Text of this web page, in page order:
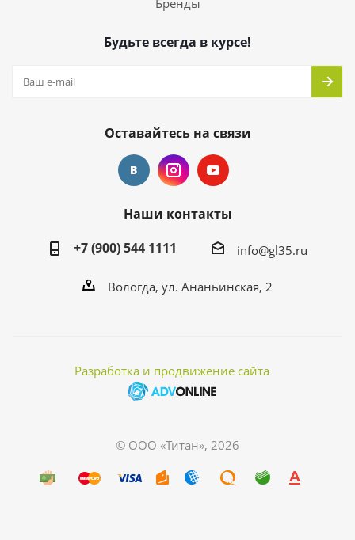
Бренды
Будьте всегда в курсе!
Оставайтесь на связи
Наши контакты
+7 (900) 544 1111
info@gl35.ru
Вологда, ул. Ананьинская, 2
Разработка и продвижение сайта
© ООО «Титан», 2026